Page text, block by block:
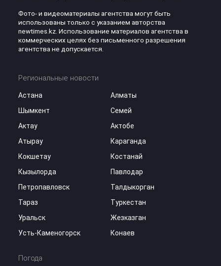
Фото- и видеоматериалы агентства могут быть
использованы только с указанием авторства
newtimes.kz. Использование материалов агентства в
коммерческих целях без письменного разрешения
агентства не допускается.
Региональные новости
Астана
Алматы
Шымкент
Семей
Актау
Актобе
Атырау
Караганда
Кокшетау
Костанай
Кызылорда
Павлодар
Петропавловск
Талдыкорган
Тараз
Туркестан
Уральск
Жезказган
Усть-Каменогорск
Конаев
Погода